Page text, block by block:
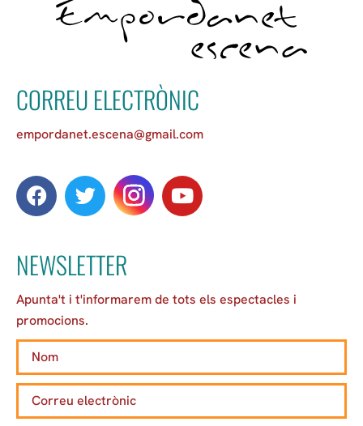
CORREU ELECTRÒNIC
empordanet.escena@gmail.com
NEWSLETTER
Apunta't i t'informarem de tots els espectacles i
promocions.